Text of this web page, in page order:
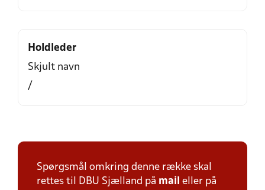
Holdleder
Skjult navn
/
Spørgsmål omkring denne række skal
rettes til DBU Sjælland på mail eller på